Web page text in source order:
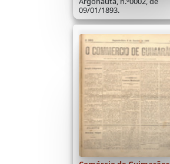
09/01/1893.